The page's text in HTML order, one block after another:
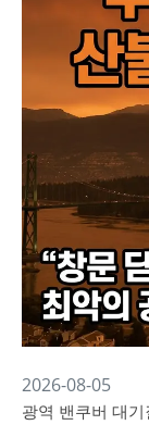
2026-08-05
광역 밴쿠버 대